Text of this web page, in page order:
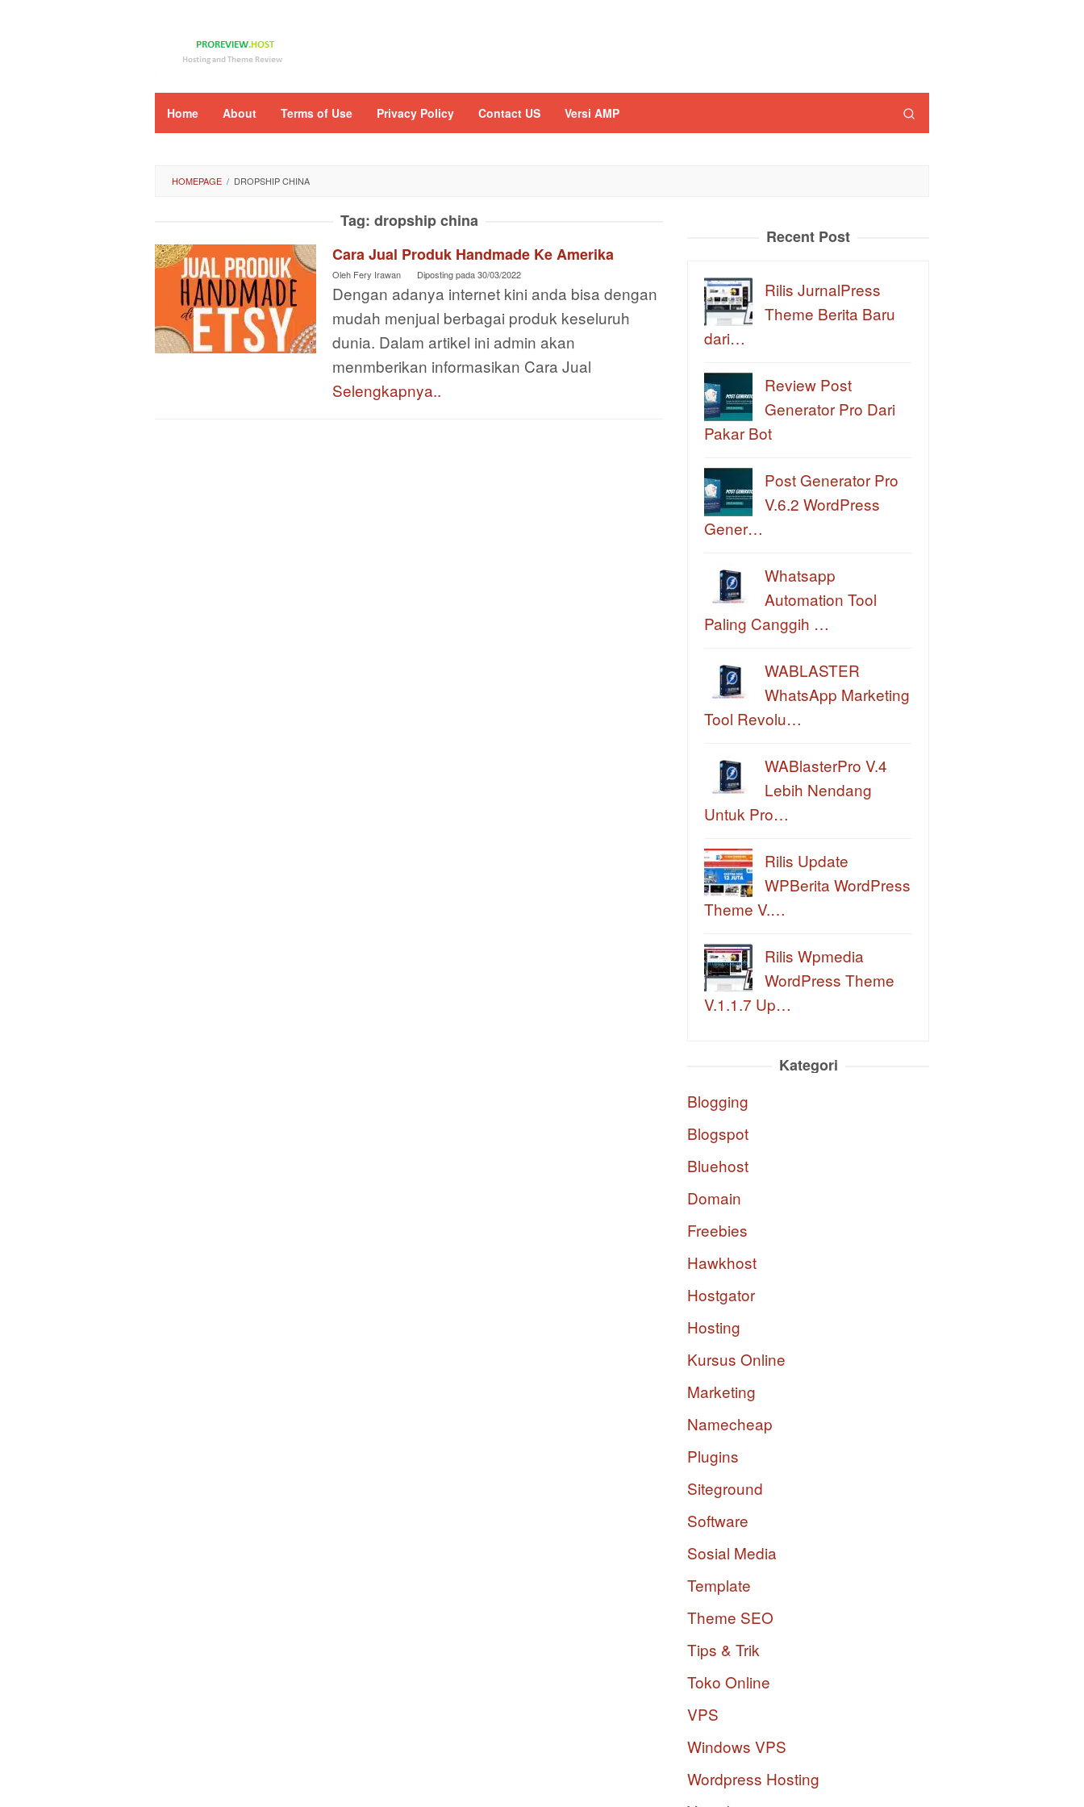
Home About Terms of Use Privacy Policy Contact US Versi AMP
HOMEPAGE / DROPSHIP CHINA
Tag: dropship china
Cara Jual Produk Handmade Ke Amerika
Oleh Fery Irawan Diposting pada30/03/2022
Dengan adanya internet kini anda bisa dengan
mudah menjual berbagai produk keseluruh
dunia. Dalam artikel ini admin akan
menmberikan informasikan Cara Jual
Selengkapnya..
Recent Post
Rilis JurnalPress
Theme Berita Baru
dari…
Review Post
Generator Pro Dari
Pakar Bot
Post Generator Pro
V.6.2 WordPress
Gener…
Whatsapp
Automation Tool
Paling Canggih …
WABLASTER
WhatsApp Marketing
Tool Revolu…
WABlasterPro V.4
Lebih Nendang
Untuk Pro…
Rilis Update
WPBerita WordPress
Theme V.…
Rilis Wpmedia
WordPress Theme
V.1.1.7 Up…
Kategori
Blogging
Blogspot
Bluehost
Domain
Freebies
Hawkhost
Hostgator
Hosting
Kursus Online
Marketing
Namecheap
Plugins
Siteground
Software
Sosial Media
Template
Theme SEO
Tips & Trik
Toko Online
VPS
Windows VPS
Wordpress Hosting